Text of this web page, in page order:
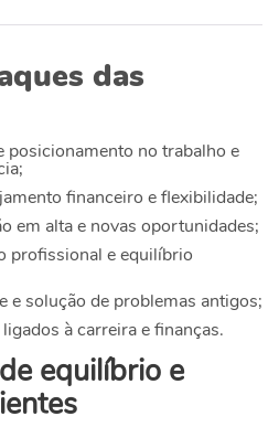
das
posicionamento no trabalho e
financeiro e flexibilidade;
em alta e novas oportunidades;
profissional e equilíbrio
e solução de problemas antigos;
à carreira e finanças.
equilíbrio e